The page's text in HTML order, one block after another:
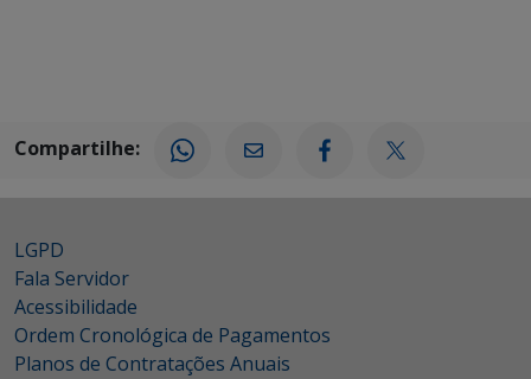
Compartilhe:
LGPD
Fala Servidor
Acessibilidade
Ordem Cronológica de Pagamentos
Planos de Contratações Anuais